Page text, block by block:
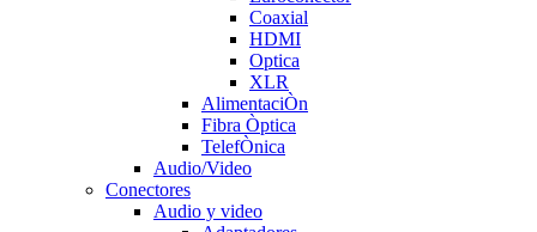
Coaxial
HDMI
Optica
XLR
AlimentaciÒn
Fibra Òptica
TelefÒnica
Audio/Video
Conectores
Audio y video